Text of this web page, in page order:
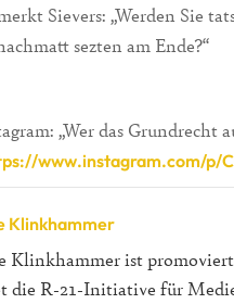
Sievers: „Werden Sie
sezten am Ende?“
„Wer das Grundrecht
www.instagram.com/p/
Klinkhammer
Klinkhammer ist
die R-21-Initiative für